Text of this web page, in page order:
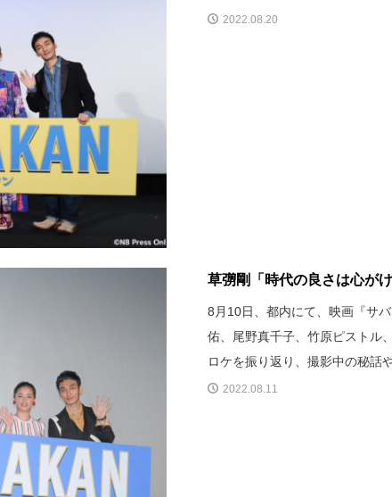
2022.08.20
草彅剛「時代の良さは心が
8月10日、都内にて、映画『サ
佑、尾野真千子、竹原ピストル
ロケを振り返り、撮影中の秘話
2022.08.11